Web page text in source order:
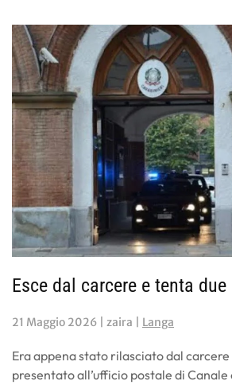
Esce dal carcere e tenta
21 Maggio 2026 | zaira | Langa
Era appena stato rilasciato dal carcere
presentato all’ufficio postale di Canale